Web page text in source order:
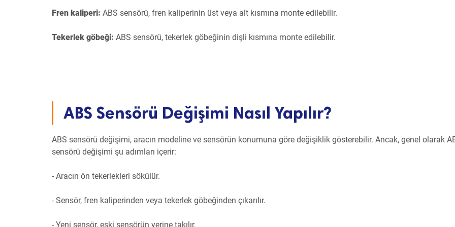
Fren kaliperi: ABS sensörü, fren kaliperinin üst veya alt kısmına monte edilebilir.
Tekerlek göbeği: ABS sensörü, tekerlek göbeğinin dişli kısmına monte edilebilir.
ABS Sensörü Değişimi Nasıl Yapılır?
ABS sensörü değişimi, aracın modeline ve sensörün konumuna göre değişiklik gösterebilir. Ancak, genel olarak
sensörü değişimi şu adımları içerir:
- Aracın ön tekerlekleri sökülür.
- Sensör, fren kaliperinden veya tekerlek göbeğinden çıkarılır.
- Yeni sensör, eski sensörün yerine takılır.